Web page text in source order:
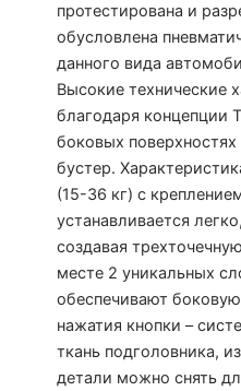
протестирована и
обусловлена
данного вида
Высокие технические
благодаря концепции
боковых поверхностях
бустер.
(15-36 кг) с
устанавливается
создавая
месте 2 уникальных
обеспечивают
нажатия кнопки –
ткань подголовника,
детали можно снять